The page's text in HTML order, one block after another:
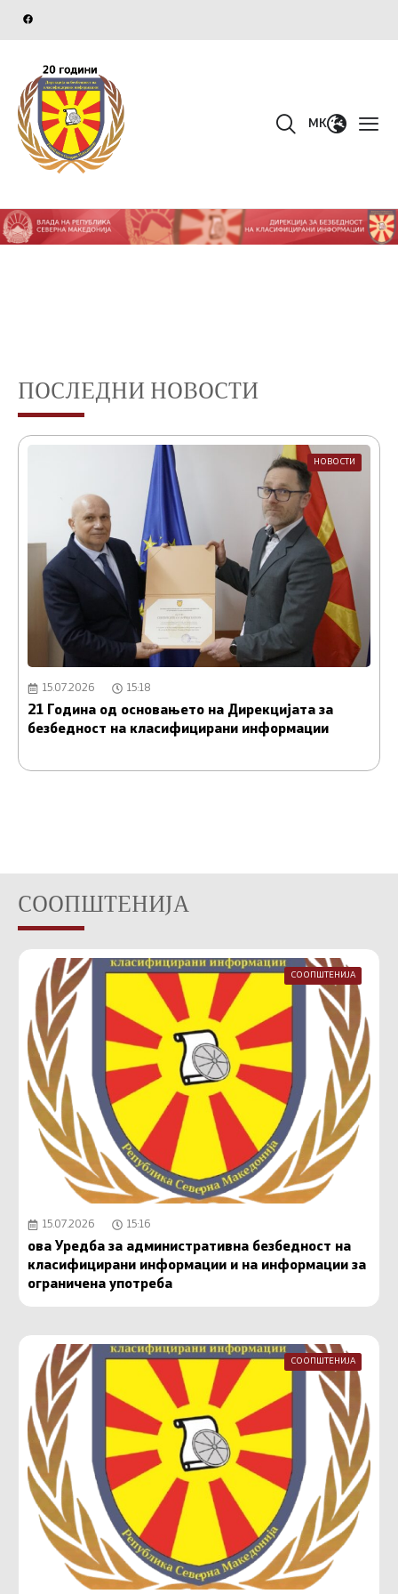
MK
ПОСЛЕДНИ НОВОСТИ
НОВОСТИ
15.07.2026 15:18
21 Година од основањето на Дирекцијата за
безбедност на класифицирани информации
СООПШТЕНИЈА
СООПШТЕНИЈА
15.07.2026 15:16
ова Уредба за административна безбедност на
класифицирани информации и на информации за
ограничена употреба
СООПШТЕНИЈА